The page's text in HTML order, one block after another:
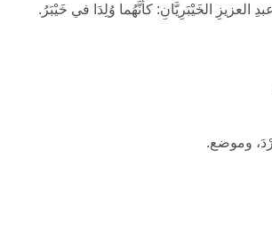
العزيزِ الخَيْبَرِيَّانِ: كأَنَّهُما وُلِدَا في خَيْبَرُ.
وموضع.